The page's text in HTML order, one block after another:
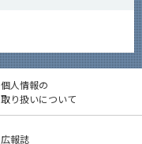
個人情報の
取り扱いについて
広報誌